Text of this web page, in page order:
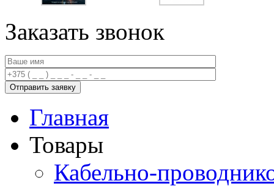
Заказать звонок
Главная
Товары
Кабельно-